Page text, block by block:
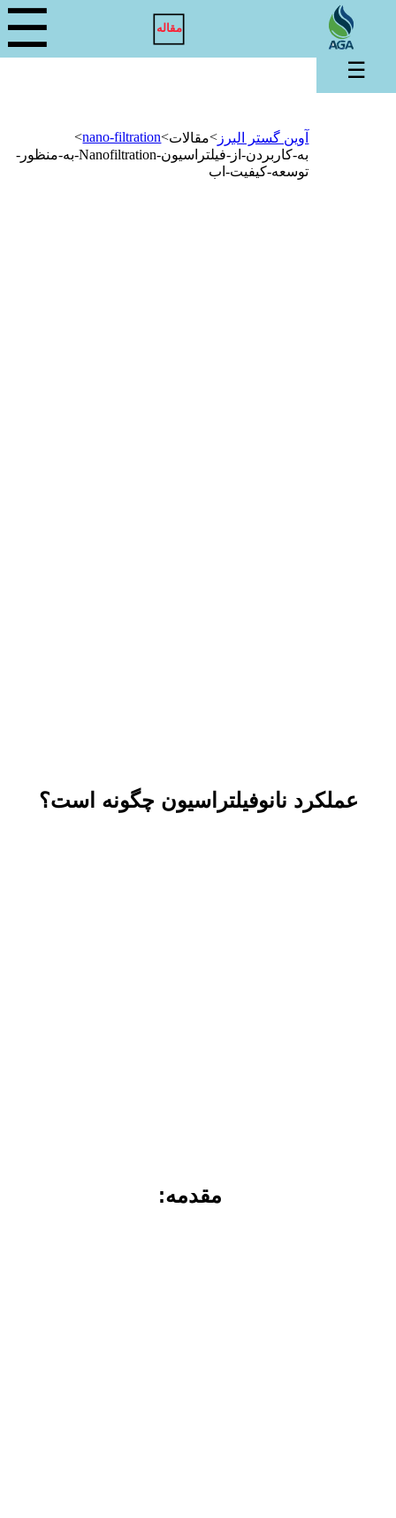
مقاله ☰
عملکرد نانوفیلتراسیون چگونه است؟
آوین گستر البرز >مقالات>
nano-filtration
>
به-کاربردن-از-فیلتراسیون-Nanofiltration-به-منظور-
توسعه-کیفیت-اب
مقدمه:
☰